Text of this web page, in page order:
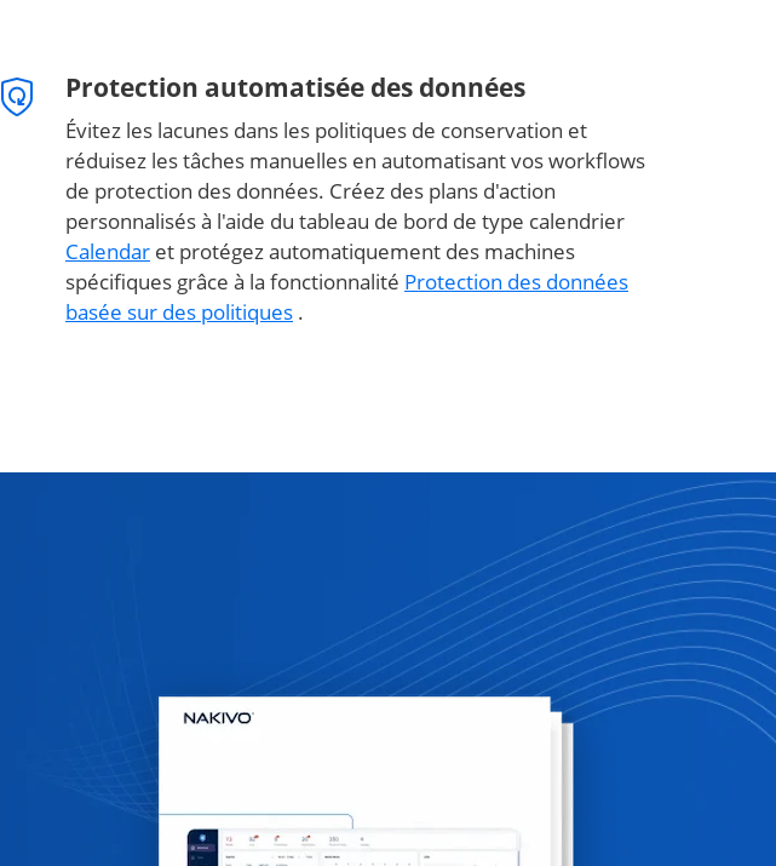
Protection automatisée des données
Évitez les lacunes dans les politiques de conservation et
réduisez les tâches manuelles en automatisant vos workflows
de protection des données. Créez des plans d'action
personnalisés à l'aide du tableau de bord de type calendrier
Calendaret protégez automatiquement des machines
spécifiques grâce à la fonctionnalité Protection des données
basée sur des politiques.